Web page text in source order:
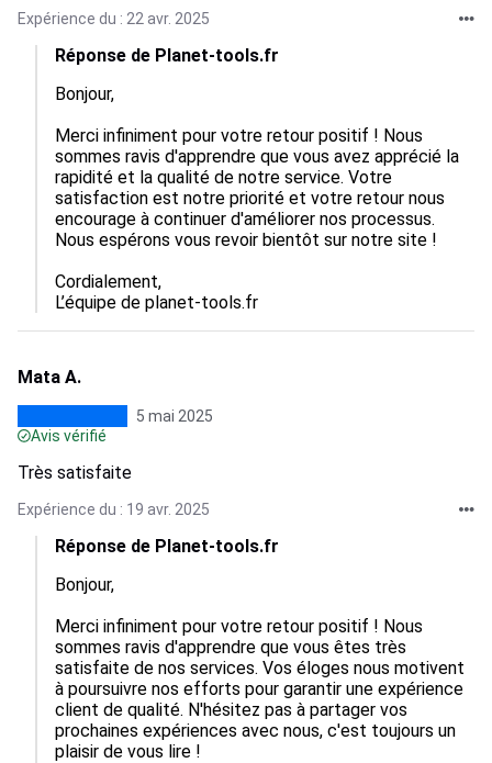
Expérience du : 22 avr. 2025
Réponse de Planet-tools.fr
Bonjour,
Merci infiniment pour votre retour positif ! Nous
sommes ravis d'apprendre que vous avez apprécié la
rapidité et la qualité de notre service. Votre
satisfaction est notre priorité et votre retour nous
encourage à continuer d'améliorer nos processus.
Nous espérons vous revoir bientôt sur notre site !
Cordialement,
L’équipe de planet-tools.fr
Mata A.
5 mai 2025
Avis vérifié
Très satisfaite
Expérience du : 19 avr. 2025
Réponse de Planet-tools.fr
Bonjour,
Merci infiniment pour votre retour positif ! Nous
sommes ravis d'apprendre que vous êtes très
satisfaite de nos services. Vos éloges nous motivent
à poursuivre nos efforts pour garantir une expérience
client de qualité. N'hésitez pas à partager vos
prochaines expériences avec nous, c'est toujours un
plaisir de vous lire !